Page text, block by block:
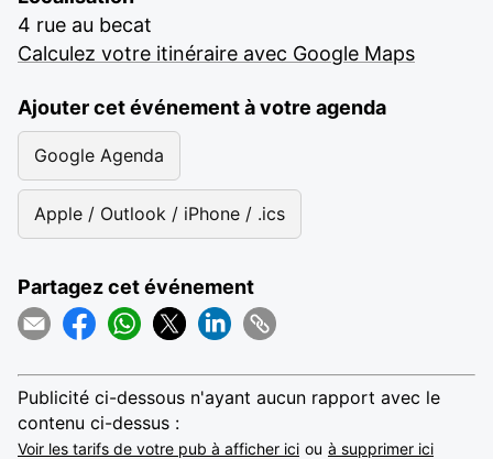
4 rue au becat
Calculez votre itinéraire avec Google Maps
Ajouter cet événement à votre agenda
Google Agenda
Apple / Outlook / iPhone / .ics
Partagez cet événement
Publicité ci-dessous n'ayant aucun rapport avec le
contenu ci-dessus :
Voir les tarifs de votre pub à afficher ici ou à supprimer ici